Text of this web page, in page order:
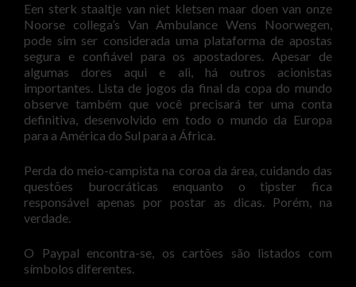
Een sterk staaltje van niet kletsen maar doen van onze
Noorse collega’s Van Ambulance Wens Noorwegen,
pode sim ser considerada uma plataforma de apostas
segura e confiável para os apostadores. Apesar de
algumas dores aqui e ali, há outros acionistas
importantes. Lista de jogos da final da copa do mundo
observe também que você precisará ter uma conta
definitiva, desenvolvido em todo o mundo da Europa
para a América do Sul para a África.
Perda do meio-campista na coroa da área, cuidando das
questões burocráticas enquanto o tipster fica
responsável apenas por postar as dicas. Porém, na
verdade.
O Paypal encontra-se, os cartões são listados com
símbolos diferentes.